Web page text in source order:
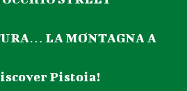
LA MONTAGNA A
Pistoia!